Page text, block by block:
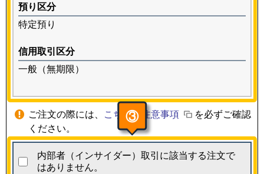
預り区分
特定預り
信用取引区分
一般（無期限）
ご注文の際には、 こちらの注意事項
を必ずご確認
ください。
③
内部者（インサイダー）取引に該当する注文で
はありません。